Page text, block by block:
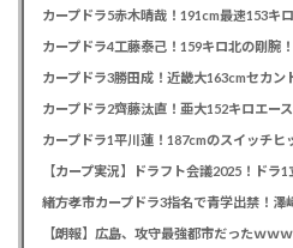
カープドラ4工藤泰己！159キロ北の剛腕
カープドラ2齊藤汰直！亜大152キロエー
【カープ実況】ドラフト会議2025！ドラ
【朗報】広島、攻守最強都市だったｗｗｗ